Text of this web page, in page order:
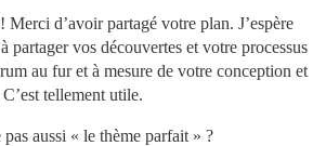
! Merci d’avoir partagé votre plan. J’espère
partager vos découvertes et votre processus
au fur et à mesure de votre conception et
tellement utile.
aussi « le thème parfait » ?